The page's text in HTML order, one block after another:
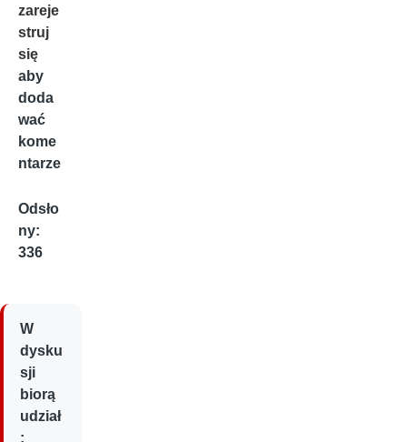
zareje
struj
się
aby
doda
wać
kome
ntarze
Odsło
ny:
336
W
dysku
sji
biorą
udział
: